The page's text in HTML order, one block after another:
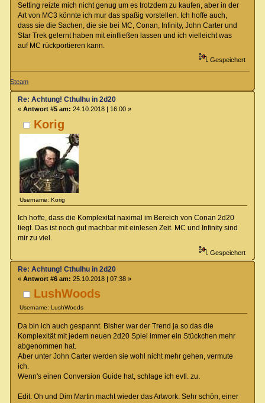
Setting reizte mich nicht genug um es trotzdem zu kaufen, aber in der
Art von MC3 könnte ich mur das spaßig vorstellen. Ich hoffe auch,
dass sie die Sachen, die sie bei MC, Conan, Infinity, John Carter und
Star Trek gelernt haben mit einfließen lassen und ich vielleicht was
auf MC rückportieren kann.
Gespeichert
Steam
Korig
Username: Korig
Re: Achtung! Cthulhu in 2d20
« Antwort #5 am: 24.10.2018 | 16:00 »
Ich hoffe, dass die Komplexität naximal im Bereich von Conan 2d20
liegt. Das ist noch gut machbar mit einlesen Zeit. MC und Infinity sind
mir zu viel.
Gespeichert
LushWoods
Username: LushWoods
Re: Achtung! Cthulhu in 2d20
« Antwort #6 am: 25.10.2018 | 07:38 »
Da bin ich auch gespannt. Bisher war der Trend ja so das die
Komplexität mit jedem neuen 2d20 Spiel immer ein Stückchen mehr
abgenommen hat.
Aber unter John Carter werden sie wohl nicht mehr gehen, vermute
ich.
Wenn's einen Conversion Guide hat, schlage ich evtl. zu.
Edit: Oh und Dim Martin macht wieder das Artwork. Sehr schön, einer